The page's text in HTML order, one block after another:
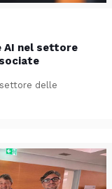
AI nel settore
delle